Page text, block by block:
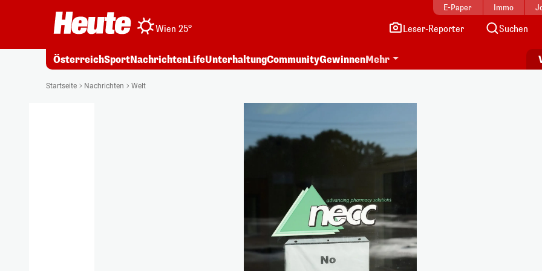
E-Paper Immo
Wien 25° Leser-Reporter Suchen
ÖsterreichSportNachrichtenLifeUnterhaltungCommunityGewinnenMehr
Startseite Nachrichten Welt